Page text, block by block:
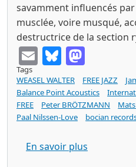
savamment influencés par
musclée, voire musqué,
destructrice de la section
EmailBluesky
Tags
WEASEL WALTER
FREE JAZZ
Balance Point Acoustics
FREE
Peter BRÖTZMANN
Paal Nilssen-Love
bocian
En savoir plus